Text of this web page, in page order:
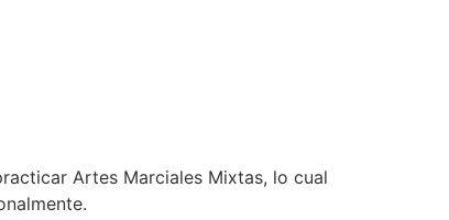
Artes Marciales Mixtas, lo cual